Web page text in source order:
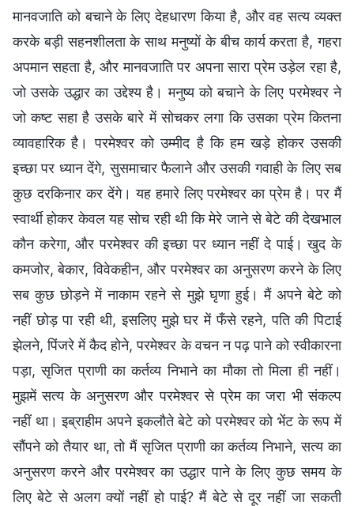
मानवजाति को बचाने के लिए देहधारण किया है, और वह सत्य व्यक्त
करके बड़ी सहनशीलता के साथ मनुष्यों के बीच कार्य करता है, गहरा
अपमान सहता है, और मानवजाति पर अपना सारा प्रेम उड़ेल रहा है,
जो उसके उद्धार का उद्देश्य है। मनुष्य को बचाने के लिए परमेश्वर ने
जो कष्ट सहा है उसके बारे में सोचकर लगा कि उसका प्रेम कितना
व्यावहारिक है। परमेश्वर को उम्मीद है कि हम खड़े होकर उसकी
इच्छा पर ध्यान देंगे, सुसमाचार फैलाने और उसकी गवाही के लिए सब
कुछ दरकिनार कर देंगे। यह हमारे लिए परमेश्वर का प्रेम है। पर मैं
स्वार्थी होकर केवल यह सोच रही थी कि मेरे जाने से बेटे की देखभाल
कौन करेगा, और परमेश्वर की इच्छा पर ध्यान नहीं दे पाई। खुद के
कमजोर, बेकार, विवेकहीन, और परमेश्वर का अनुसरण करने के लिए
सब कुछ छोड़ने में नाकाम रहने से मुझे घृणा हुई। मैं अपने बेटे को
नहीं छोड़ पा रही थी, इसलिए मुझे घर में फँसे रहने, पति की पिटाई
झेलने, पिंजरे में कैद होने, परमेश्वर के वचन न पढ़ पाने को स्वीकारना
पड़ा, सृजित प्राणी का कर्तव्य निभाने का मौका तो मिला ही नहीं।
मुझमें सत्य के अनुसरण और परमेश्वर से प्रेम का जरा भी संकल्प
नहीं था। इब्राहीम अपने इकलौते बेटे को परमेश्वर को भेंट के रूप में
सौंपने को तैयार था, तो मैं सृजित प्राणी का कर्तव्य निभाने, सत्य का
अनुसरण करने और परमेश्वर का उद्धार पाने के लिए कुछ समय के
लिए बेटे से अलग क्यों नहीं हो पाई? मैं बेटे से दूर नहीं जा सकती